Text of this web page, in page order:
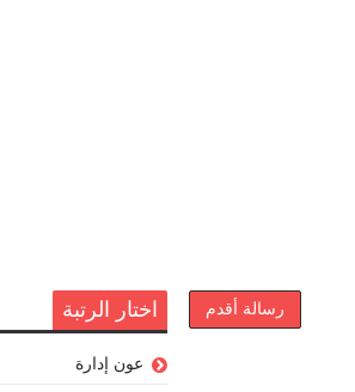
رسالة أقدم اختار الرتبة
عون إدارة